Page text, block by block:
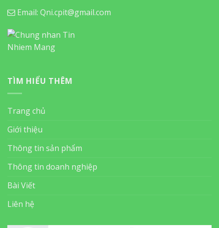
Email: Qni.cpit@gmail.com
TÌM HIỂU THÊM
Trang chủ
Giới thiệu
Thông tin sản phẩm
Thông tin doanh nghiệp
Bài Viết
Liên hệ